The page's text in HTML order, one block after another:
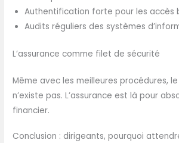
Authentification forte pour les accès
Audits réguliers des systèmes
L’assurance comme filet de sécurité
Même avec les meilleures procédures,
n’existe pas. L’assurance est là pour
financier.
Conclusion : dirigeants, pourquoi